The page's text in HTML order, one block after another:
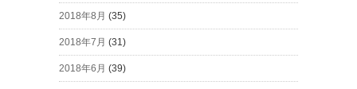
2018年8月 (35)
2018年7月 (31)
2018年6月 (39)